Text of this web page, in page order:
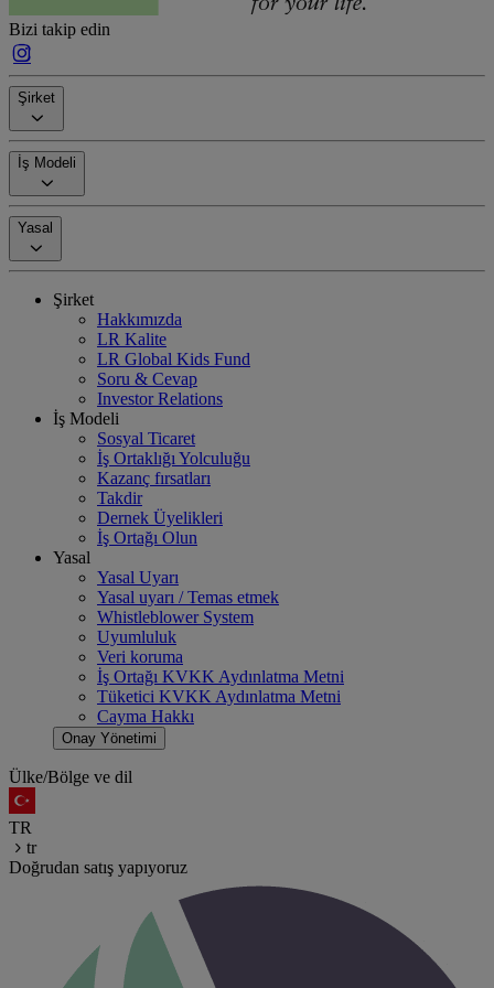
Bizi takip edin
Şirket
İş Modeli
Yasal
Şirket
Hakkımızda
LR Kalite
LR Global Kids Fund
Soru & Cevap
Investor Relations
İş Modeli
Sosyal Ticaret
İş Ortaklığı Yolculuğu
Kazanç fırsatları
Takdir
Dernek Üyelikleri
İş Ortağı Olun
Yasal
Yasal Uyarı
Yasal uyarı / Temas etmek
Whistleblower System
Uyumluluk
Veri koruma
İş Ortağı KVKK Aydınlatma Metni
Tüketici KVKK Aydınlatma Metni
Cayma Hakkı
Onay Yönetimi
Ülke/Bölge ve dil
TR
tr
Doğrudan satış yapıyoruz